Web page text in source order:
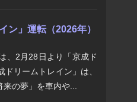
ン」運転（2026年）
、2月28日より「京成ド
リームトレイン」は、
の夢」を車内や...